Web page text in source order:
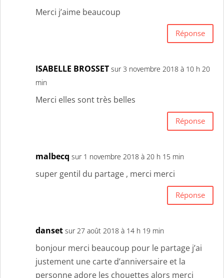
Merci j’aime beaucoup
Réponse
ISABELLE BROSSET sur 3 novembre 2018 à 10 h 20
min
Merci elles sont très belles
Réponse
malbecq sur 1 novembre 2018 à 20 h 15 min
super gentil du partage , merci merci
Réponse
danset sur 27 août 2018 à 14 h 19 min
bonjour merci beaucoup pour le partage j’ai
justement une carte d’anniversaire et la
personne adore les chouettes alors merci